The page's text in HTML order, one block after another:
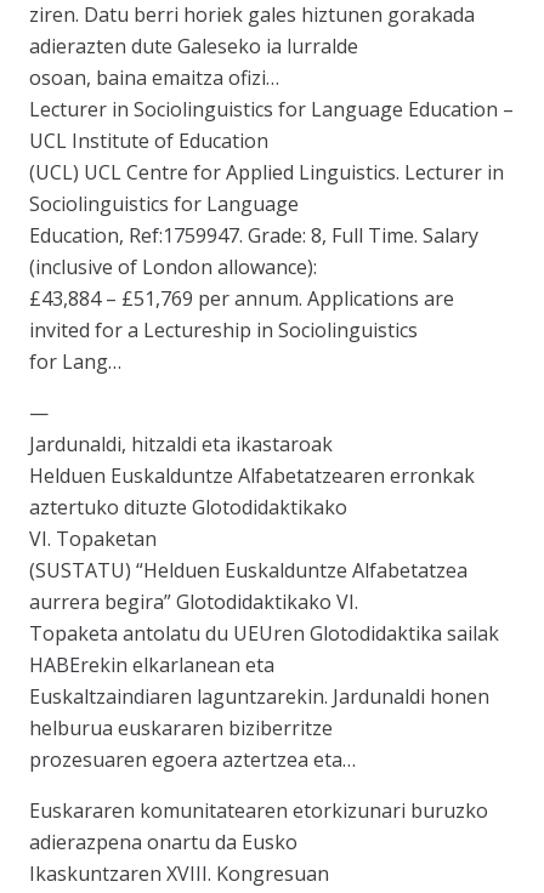
ziren. Datu berri horiek gales hiztunen gorakada
adierazten dute Galeseko ia lurralde
osoan, baina emaitza ofizi…
Lecturer in Sociolinguistics for Language Education –
UCL Institute of Education
(UCL) UCL Centre for Applied Linguistics. Lecturer in
Sociolinguistics for Language
Education, Ref:1759947. Grade: 8, Full Time. Salary
(inclusive of London allowance):
£43,884 – £51,769 per annum. Applications are
invited for a Lectureship in Sociolinguistics
for Lang…
—
Jardunaldi, hitzaldi eta ikastaroak
Helduen Euskalduntze Alfabetatzearen erronkak
aztertuko dituzte Glotodidaktikako
VI. Topaketan
(SUSTATU) “Helduen Euskalduntze Alfabetatzea
aurrera begira” Glotodidaktikako VI.
Topaketa antolatu du UEUren Glotodidaktika sailak
HABErekin elkarlanean eta
Euskaltzaindiaren laguntzarekin. Jardunaldi honen
helburua euskararen biziberritze
prozesuaren egoera aztertzea eta…
Euskararen komunitatearen etorkizunari buruzko
adierazpena onartu da Eusko
Ikaskuntzaren XVIII. Kongresuan